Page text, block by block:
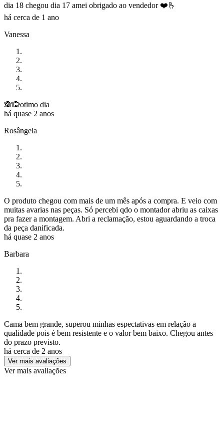
dia 18 chegou dia 17 amei obrigado ao vendedor ❤️🫰
há cerca de 1 ano
Vanessa
🙈🙉otimo dia
há quase 2 anos
Rosângela
O produto chegou com mais de um mês após a compra. E veio com
muitas avarias nas peças. Só percebi qdo o montador abriu as caixas
pra fazer a montagem. Abri a reclamação, estou aguardando a troca
da peça danificada.
há quase 2 anos
Barbara
Cama bem grande, superou minhas espectativas em relação a
qualidade pois é bem resistente e o valor bem baixo. Chegou antes
do prazo previsto.
há cerca de 2 anos
Ver mais avaliações
Ver mais avaliações